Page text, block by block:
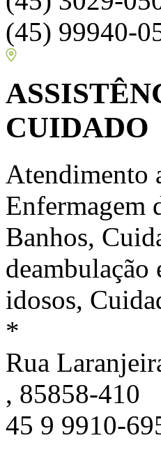
(45) 99940-
CUIDADO
Atendimento
Enfermagem
Banhos,
deambulação
idosos,
*
Rua
, 85858-410
45 9 9910-